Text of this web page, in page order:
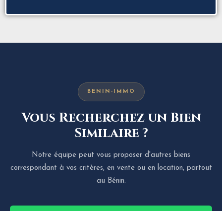
BENIN-IMMO
Vous Recherchez un Bien
Similaire ?
Notre équipe peut vous proposer d'autres biens
correspondant à vos critères, en vente ou en location, partout
au Bénin.